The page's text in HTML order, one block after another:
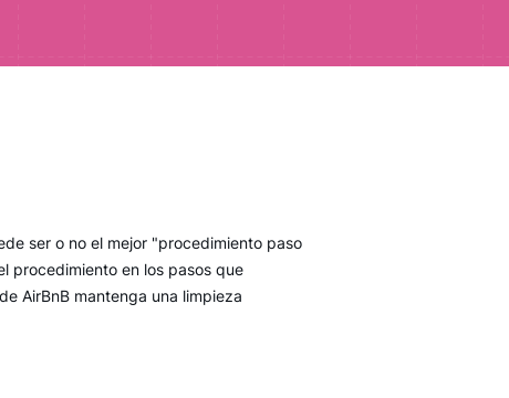
ser o no el mejor "procedimiento paso
procedimiento en los pasos que
AirBnB mantenga una limpieza